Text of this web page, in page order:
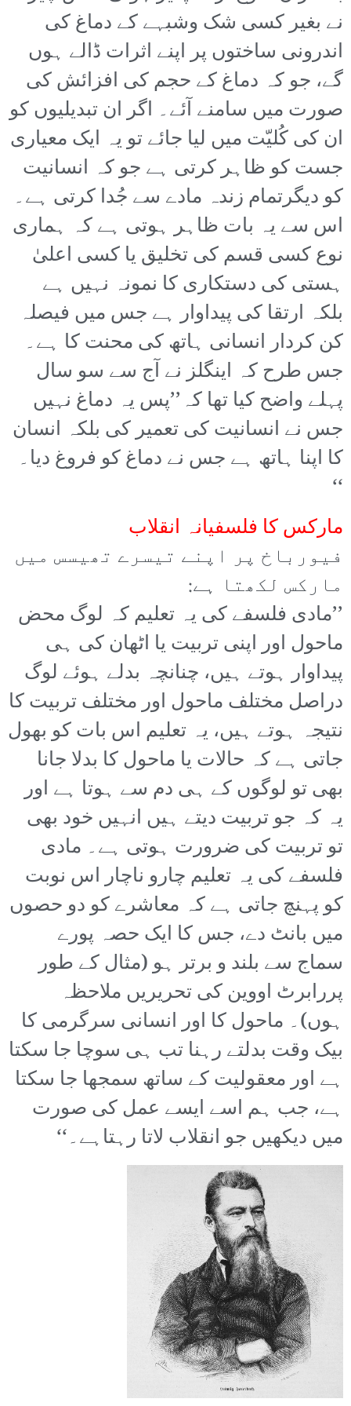
نے بغیر کسی شک وشبہے کے دماغ کی
اندرونی ساختوں پر اپنے اثرات ڈالے ہوں
گے، جو کہ دماغ کے حجم کی افزائش کی
صورت میں سامنے آئے۔ اگر ان تبدیلیوں کو
ان کی کُلیّت میں لیا جائے تو یہ ایک معیاری
جست کو ظاہر کرتی ہے جو کہ انسانیت
کو دیگرتمام زندہ مادے سے جُدا کرتی ہے۔
اس سے یہ بات ظاہر ہوتی ہے کہ ہماری
نوع کسی قسم کی تخلیق یا کسی اعلیٰ
ہستی کی دستکاری کا نمونہ نہیں ہے
بلکہ ارتقا کی پیداوار ہے جس میں فیصلہ
کن کردار انسانی ہاتھ کی محنت کا ہے۔
جس طرح کہ اینگلز نے آج سے سو سال
پہلے واضح کیا تھا کہ’’پس یہ دماغ نہیں
جس نے انسانیت کی تعمیر کی بلکہ انسان
کا اپنا ہاتھ ہے جس نے دماغ کو فروغ دیا۔
‘‘
مارکس کا فلسفیانہ انقلاب
فیورباخ پر اپنے تیسرے تھیسس میں
مارکس لکھتا ہے:
’’مادی فلسفے کی یہ تعلیم کہ لوگ محض
ماحول اور اپنی تربیت یا اٹھان کی ہی
پیداوار ہوتے ہیں، چنانچہ بدلے ہوئے لوگ
دراصل مختلف ماحول اور مختلف تربیت کا
نتیجہ ہوتے ہیں، یہ تعلیم اس بات کو بھول
جاتی ہے کہ حالات یا ماحول کا بدلا جانا
بھی تو لوگوں کے ہی دم سے ہوتا ہے اور
یہ کہ جو تربیت دیتے ہیں انہیں خود بھی
تو تربیت کی ضرورت ہوتی ہے۔ مادی
فلسفے کی یہ تعلیم چارو ناچار اس نوبت
کو پہنچ جاتی ہے کہ معاشرے کو دو حصوں
میں بانٹ دے، جس کا ایک حصہ پورے
سماج سے بلند و برتر ہو (مثال کے طور
پررابرٹ اووین کی تحریریں ملاحظہ
ہوں)۔ ماحول کا اور انسانی سرگرمی کا
بیک وقت بدلتے رہنا تب ہی سوچا جا سکتا
ہے اور معقولیت کے ساتھ سمجھا جا سکتا
ہے، جب ہم اسے ایسے عمل کی صورت
میں دیکھیں جو انقلاب لاتا رہتاہے۔‘‘